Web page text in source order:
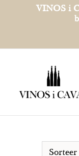
VINOS i
Sorteer